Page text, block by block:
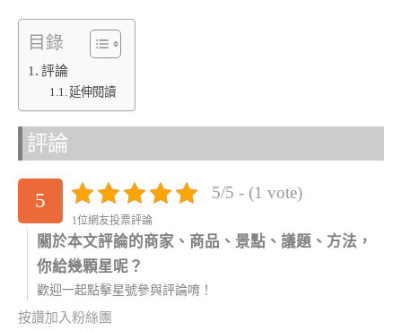
目錄
評論
延伸閱讀
評論
5 5/5 - (1 vote)
1位網友投票評論
關於本文評論的商家、商品、景點、議題、方法，
你給幾顆星呢？
歡迎一起點擊星號參與評論唷！
按讚加入粉絲團